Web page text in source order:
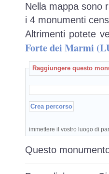
Nella mappa sono
i 4 monumenti
Altrimenti potete
Forte dei Marmi
Raggiungere questo
immettere il vostro luogo di
Questo